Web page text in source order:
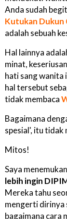
Anda sudah
Kutukan Dukun
adalah sebuah
Hal lainnya
minat,
hati sang wanita
hal tersebut
tidak membaca
Bagaimana
spesial', itu tidak
Mitos!
Saya
lebih ingin
Mereka tahu
mengerti dirinya
bagaimana cara